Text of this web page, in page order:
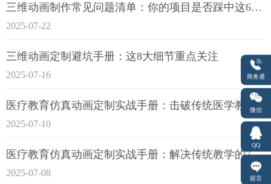
三维动画制作常见问题清单：你的项目是否踩中这6大技术雷区？
2025-07-22
三维动画定制避坑手册：这8大细节重点关注
2025-07-16
医疗教育仿真动画定制实战手册：击破传统医学教育7大痛点
2025-07-10
医疗教育仿真动画定制实战手册：解决传统教学的7大痛点
2025-07-08
商务通
微信
QQ
留言